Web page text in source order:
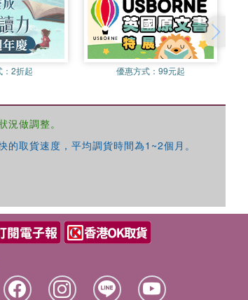
：2折起 優惠方式：99元起
做調整。
取貨速度，平均調貨時間為1~2個月。